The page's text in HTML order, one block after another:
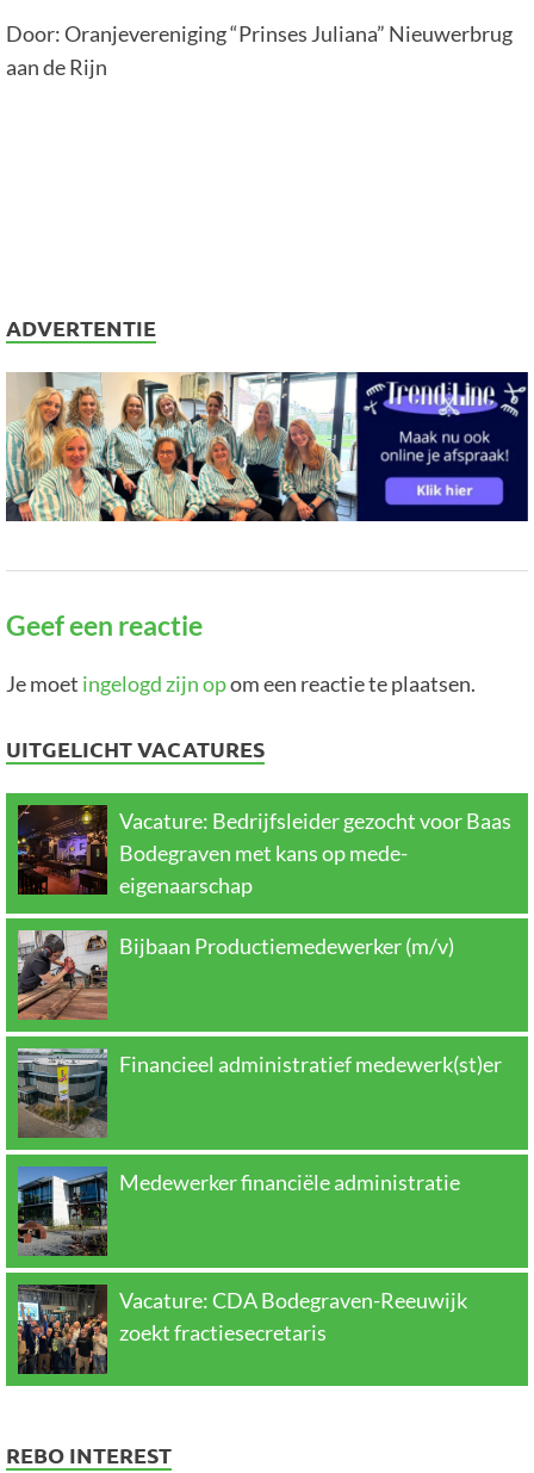
Door: Oranjevereniging “Prinses Juliana” Nieuwerbrug
aan de Rijn
ADVERTENTIE
Geef een reactie
Je moet ingelogd zijn opom een reactie te plaatsen.
UITGELICHT VACATURES
Vacature: Bedrijfsleider gezocht voor Baas
Bodegraven met kans op mede-
eigenaarschap
Bijbaan Productiemedewerker (m/v)
Financieel administratief medewerk(st)er
Medewerker financiële administratie
Vacature: CDA Bodegraven-Reeuwijk
zoekt fractiesecretaris
REBO INTEREST